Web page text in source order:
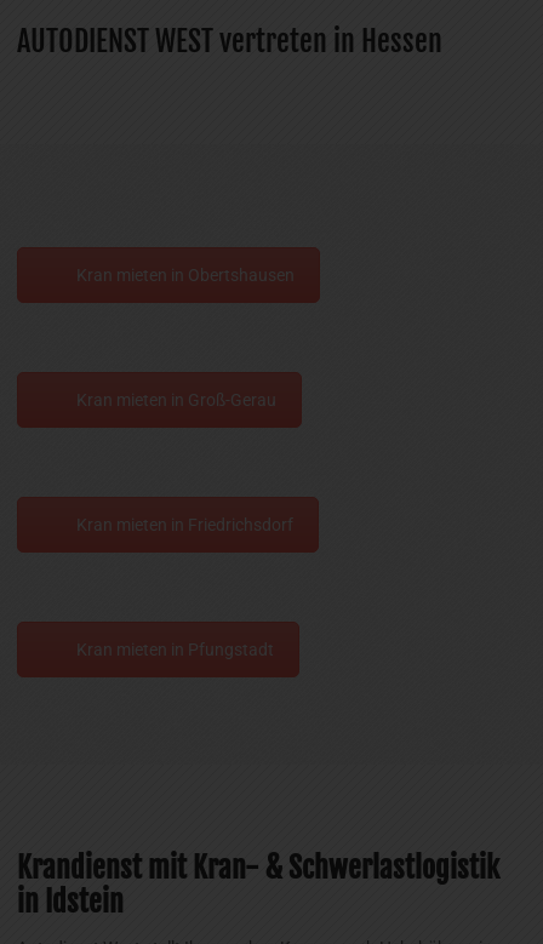
AUTODIENST WEST vertreten in Hessen
Kran mieten in Obertshausen
Kran mieten in Groß-Gerau
Kran mieten in Friedrichsdorf
Kran mieten in Pfungstadt
Krandienst mit Kran- & Schwerlastlogistik
in Idstein